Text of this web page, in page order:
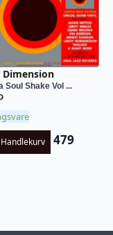
Dimension
Soul Shake Vol ...
479